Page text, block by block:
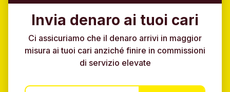
Invia denaro ai tuoi cari
Ci assicuriamo che il denaro arrivi in maggior
misura ai tuoi cari anziché finire in commissioni
di servizio elevate